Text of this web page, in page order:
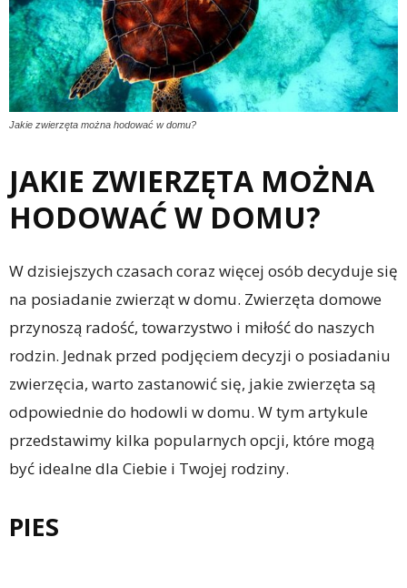
Jakie zwierzęta można hodować w domu?
JAKIE ZWIERZĘTA MOŻNA
HODOWAĆ W DOMU?
W dzisiejszych czasach coraz więcej osób decyduje się
na posiadanie zwierząt w domu. Zwierzęta domowe
przynoszą radość, towarzystwo i miłość do naszych
rodzin. Jednak przed podjęciem decyzji o posiadaniu
zwierzęcia, warto zastanowić się, jakie zwierzęta są
odpowiednie do hodowli w domu. W tym artykule
przedstawimy kilka popularnych opcji, które mogą
być idealne dla Ciebie i Twojej rodziny.
PIES